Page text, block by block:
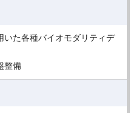
いた各種バイオモダリティデ
整備